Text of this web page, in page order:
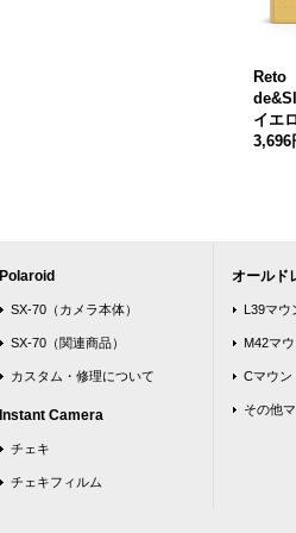
Reto
イエ
3,696
Polaroid
SX-70（カメラ本体）
SX-70（関連商品）
カスタム・修理について
Instant Camera
チェキ
チェキフィルム
オールド
L39マウ
M42マ
Cマウン
その他